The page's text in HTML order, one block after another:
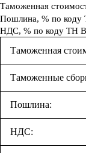
Таможенная
Пошлина, % по
НДС, % по коду ТН
Таможенная
Таможенные
Пошлина:
НДС: